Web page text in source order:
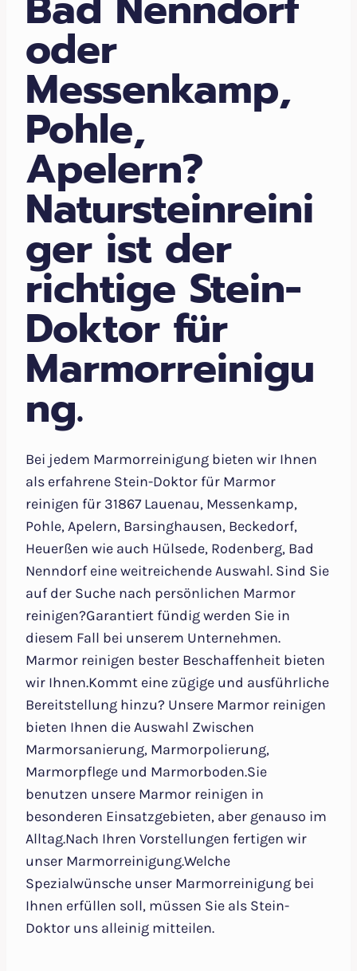
oder
Messenkamp,
Pohle,
Apelern?
Natursteinreini
ger ist der
richtige Stein-
Doktor für
Marmorreinigu
ng.
Bei jedem Marmorreinigung bieten wir Ihnen
als erfahrene Stein-Doktor für Marmor
reinigen für 31867 Lauenau, Messenkamp,
Pohle, Apelern, Barsinghausen, Beckedorf,
Heuerßen wie auch Hülsede, Rodenberg, Bad
Nenndorf eine weitreichende Auswahl. Sind Sie
auf der Suche nach persönlichen Marmor
reinigen?Garantiert fündig werden Sie in
diesem Fall bei unserem Unternehmen.
Marmor reinigen bester Beschaffenheit bieten
wir Ihnen.Kommt eine zügige und ausführliche
Bereitstellung hinzu? Unsere Marmor reinigen
bieten Ihnen die Auswahl Zwischen
Marmorsanierung, Marmorpolierung,
Marmorpflege und Marmorboden.Sie
benutzen unsere Marmor reinigen in
besonderen Einsatzgebieten, aber genauso im
Alltag.Nach Ihren Vorstellungen fertigen wir
unser Marmorreinigung.Welche
Spezialwünsche unser Marmorreinigung bei
Ihnen erfüllen soll, müssen Sie als Stein-
Doktor uns alleinig mitteilen.